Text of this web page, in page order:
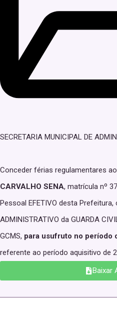
SECRETARIA MUNICIPAL DE
Conceder férias regulamentares
CARVALHO SENA, matrícula nº
Pessoal EFETIVO desta
ADMINISTRATIVO da GUARDA
GCMS, para usufruto no período
referente ao período aquisitivo de
Baixar